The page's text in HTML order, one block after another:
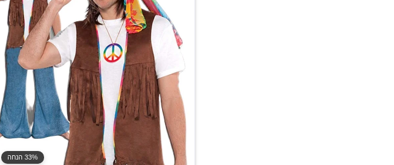
33% הנחה